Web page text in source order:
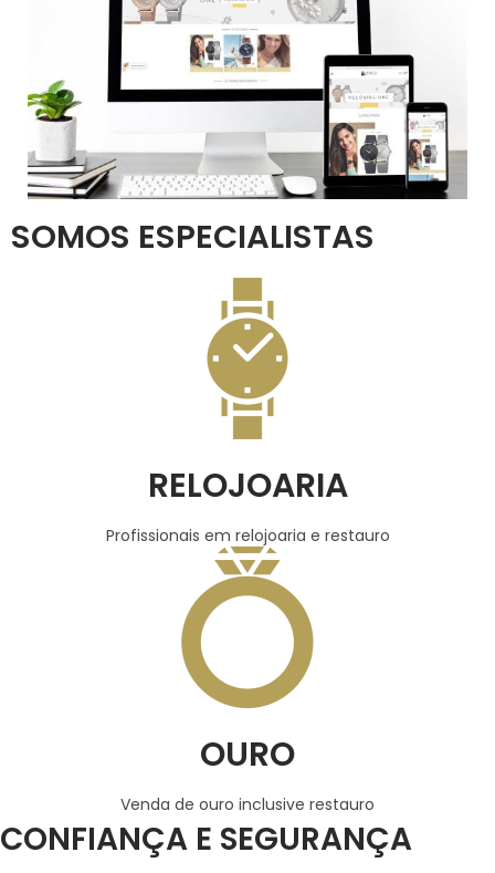
SOMOS ESPECIALISTAS
RELOJOARIA
Profissionais em relojoaria e restauro
OURO
Venda de ouro inclusive restauro
CONFIANÇA E SEGURANÇA